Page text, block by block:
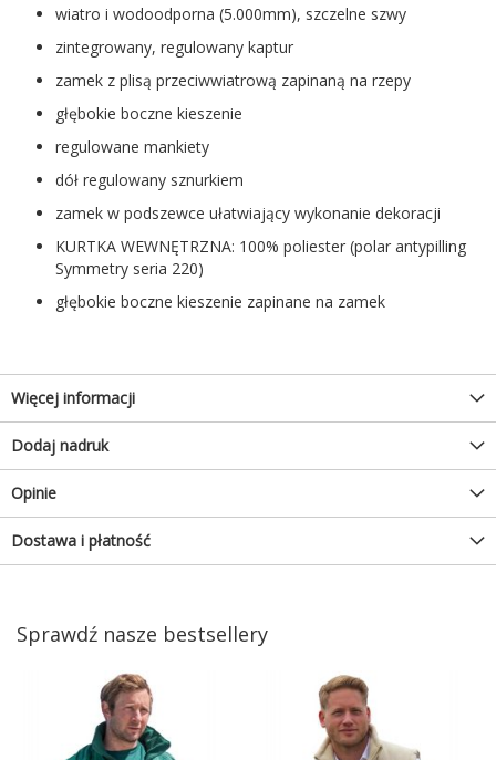
wiatro i wodoodporna (5.000mm), szczelne szwy
zintegrowany, regulowany kaptur
zamek z plisą przeciwwiatrową zapinaną na rzepy
głębokie boczne kieszenie
regulowane mankiety
dół regulowany sznurkiem
zamek w podszewce ułatwiający wykonanie dekoracji
KURTKA WEWNĘTRZNA: 100% poliester (polar antypilling
Symmetry seria 220)
głębokie boczne kieszenie zapinane na zamek
Więcej informacji
Dodaj nadruk
Opinie
Dostawa i płatność
Sprawdź nasze bestsellery